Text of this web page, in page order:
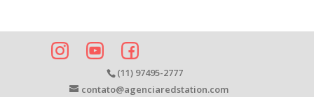
(11) 97495-2777
contato@agenciaredstation.com